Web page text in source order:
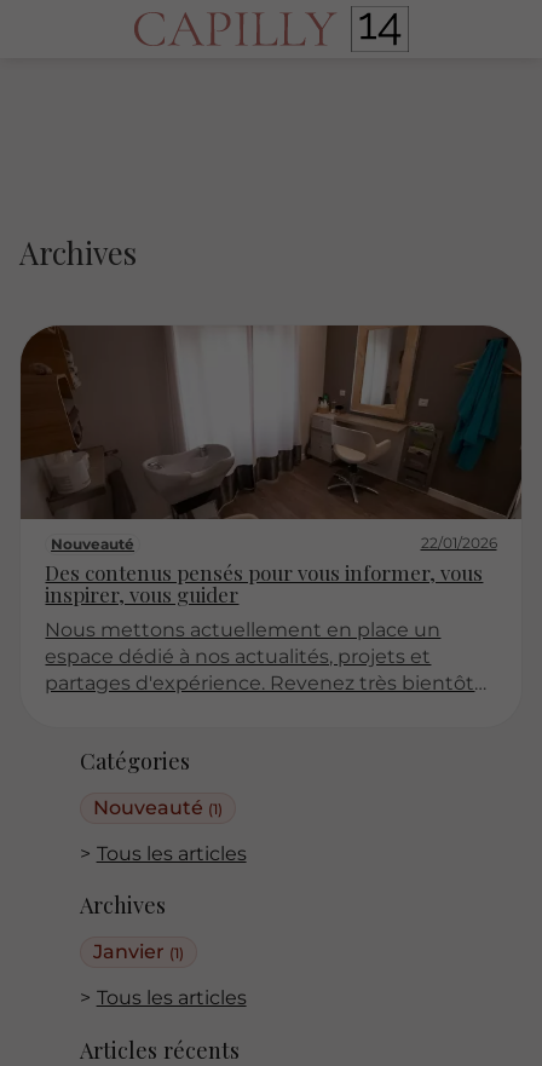
Catégories
Nouveauté (1)
Tous les articles
Archives
Janvier (1)
Tous les articles
Articles récents
Archives
Nouveauté 22/01/2026
Des contenus pensés pour vous informer, vous
inspirer, vous guider
Nous mettons actuellement en place un
espace dédié à nos actualités, projets et
partages d'expérience. Revenez très bientôt